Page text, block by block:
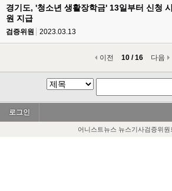
경기도, '청소년 생활장학금' 13일부터 신청
원 지급
검증위원 2023.03.13
이전 10 / 16 다음
로그인
어니스트뉴스 뉴스기사검증위원